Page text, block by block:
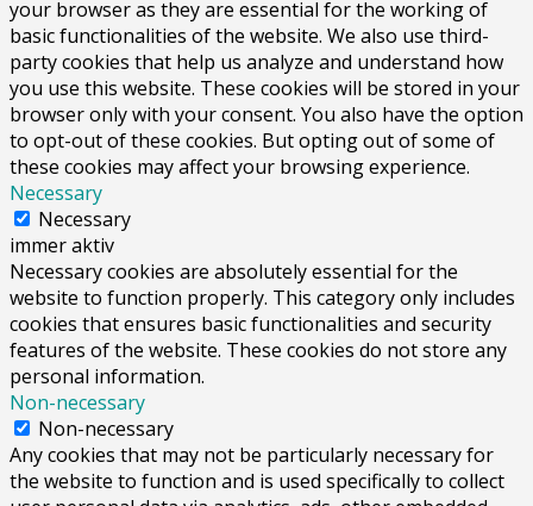
your browser as they are essential for the working of
basic functionalities of the website. We also use third-
party cookies that help us analyze and understand how
you use this website. These cookies will be stored in your
browser only with your consent. You also have the option
to opt-out of these cookies. But opting out of some of
these cookies may affect your browsing experience.
Necessary
Necessary
immer aktiv
Necessary cookies are absolutely essential for the
website to function properly. This category only includes
cookies that ensures basic functionalities and security
features of the website. These cookies do not store any
personal information.
Non-necessary
Non-necessary
Any cookies that may not be particularly necessary for
the website to function and is used specifically to collect